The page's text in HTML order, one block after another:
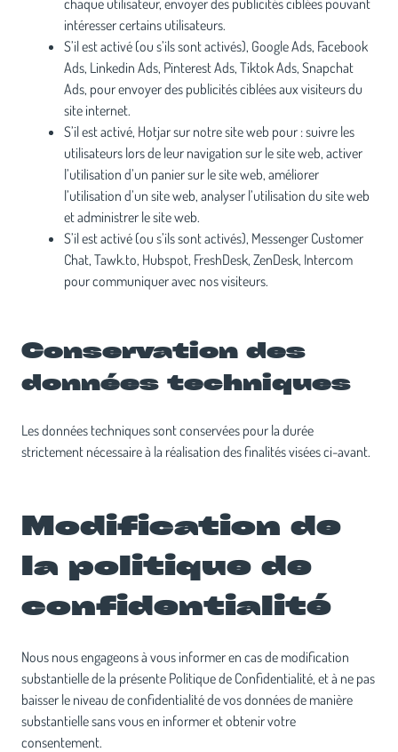
chaque utilisateur, envoyer des publicités ciblées pouvant
intéresser certains utilisateurs.
S’il est activé (ou s’ils sont activés), Google Ads, Facebook
Ads, Linkedin Ads, Pinterest Ads, Tiktok Ads, Snapchat
Ads, pour envoyer des publicités ciblées aux visiteurs du
site internet.
S’il est activé, Hotjar sur notre site web pour : suivre les
utilisateurs lors de leur navigation sur le site web, activer
l’utilisation d’un panier sur le site web, améliorer
l’utilisation d’un site web, analyser l’utilisation du site web
et administrer le site web.
S’il est activé (ou s’ils sont activés), Messenger Customer
Chat, Tawk.to, Hubspot, FreshDesk, ZenDesk, Intercom
pour communiquer avec nos visiteurs.
Conservation des
données techniques
Les données techniques sont conservées pour la durée
strictement nécessaire à la réalisation des finalités visées ci-avant.
Modification de
la politique de
confidentialité
Nous nous engageons à vous informer en cas de modification
substantielle de la présente Politique de Confidentialité, et à ne pas
baisser le niveau de confidentialité de vos données de manière
substantielle sans vous en informer et obtenir votre
consentement.